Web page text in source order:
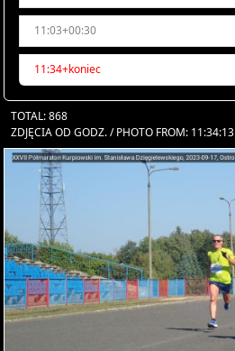
11:03+00:30
11:34+koniec
TOTAL: 868
ZDJĘCIA OD GODZ. / PHOTO FROM: 11:34:13